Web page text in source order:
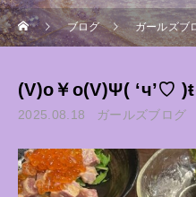
ブログ ガールズブ
(V)o￥o(V)Ψ( ‘ч’♡
2025.08.18 ガールズブログ